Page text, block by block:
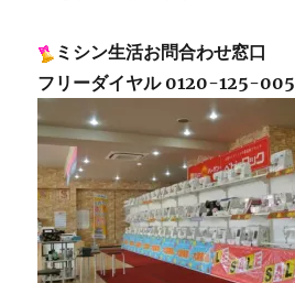
ミシン生活お問合わせ窓口
フリーダイヤル 0120-125-005